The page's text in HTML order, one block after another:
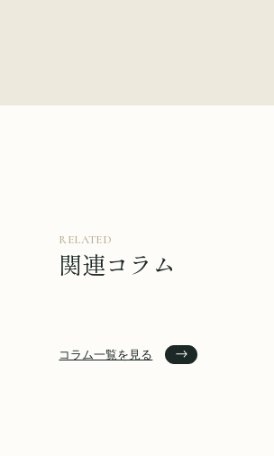
RELATED
関連コラム
コラム一覧を見る